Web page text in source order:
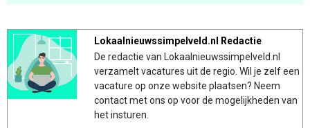
Lokaalnieuwssimpelveld.nl Redactie
De redactie van Lokaalnieuwssimpelveld.nl
verzamelt vacatures uit de regio. Wil je zelf een
vacature op onze website plaatsen? Neem
contact met ons op voor de mogelijkheden van
het insturen.